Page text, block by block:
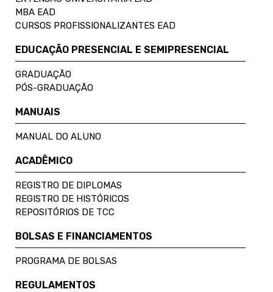
MBA EAD
CURSOS PROFISSIONALIZANTES EAD
EDUCAÇÃO PRESENCIAL E SEMIPRESENCIAL
GRADUAÇÃO
PÓS-GRADUAÇÃO
MANUAIS
MANUAL DO ALUNO
ACADÊMICO
REGISTRO DE DIPLOMAS
REGISTRO DE HISTÓRICOS
REPOSITÓRIOS DE TCC
BOLSAS E FINANCIAMENTOS
PROGRAMA DE BOLSAS
REGULAMENTOS